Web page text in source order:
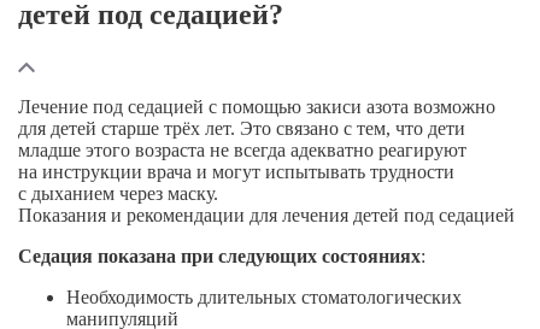
детей под седацией?
Лечение под седацией с помощью закиси азота возможно
для детей старше трёх лет. Это связано с тем, что дети
младше этого возраста не всегда адекватно реагируют
на инструкции врача и могут испытывать трудности
с дыханием через маску.
Показания и рекомендации для лечения детей под седацией
Седация показана при следующих состояниях:
Необходимость длительных стоматологических
манипуляций